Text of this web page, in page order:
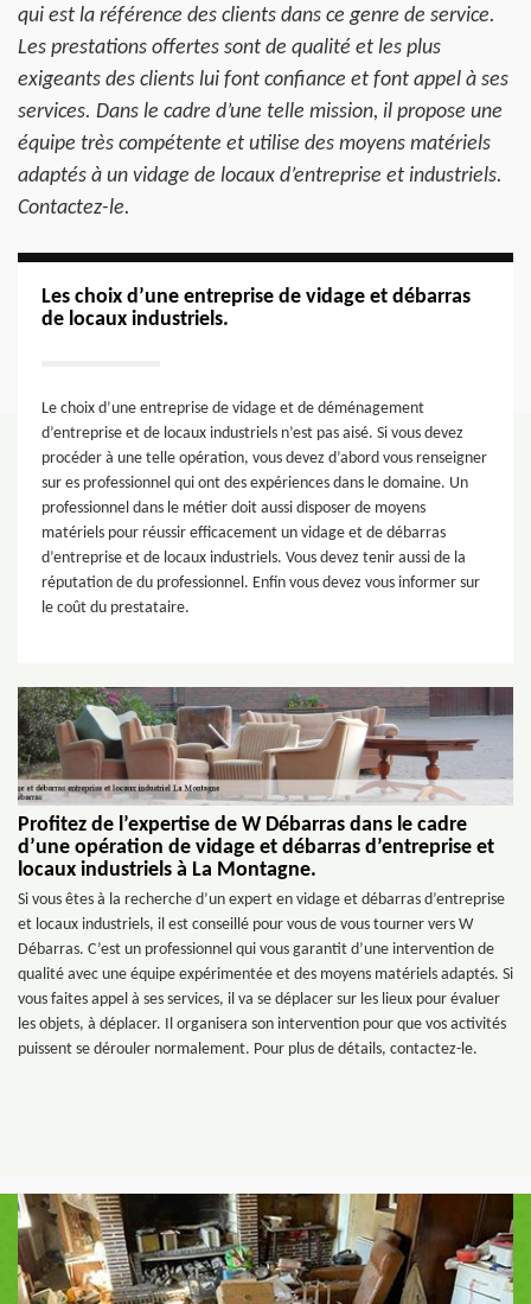
qui est la référence des clients dans ce genre de service.
Les prestations offertes sont de qualité et les plus
exigeants des clients lui font confiance et font appel à ses
services. Dans le cadre d’une telle mission, il propose une
équipe très compétente et utilise des moyens matériels
adaptés à un vidage de locaux d’entreprise et industriels.
Contactez-le.
Les choix d’une entreprise de vidage et débarras
de locaux industriels.
Le choix d’une entreprise de vidage et de déménagement
d’entreprise et de locaux industriels n’est pas aisé. Si vous devez
procéder à une telle opération, vous devez d’abord vous renseigner
sur es professionnel qui ont des expériences dans le domaine. Un
professionnel dans le métier doit aussi disposer de moyens
matériels pour réussir efficacement un vidage et de débarras
d’entreprise et de locaux industriels. Vous devez tenir aussi de la
réputation de du professionnel. Enfin vous devez vous informer sur
le coût du prestataire.
Profitez de l’expertise de W Débarras dans le cadre
d’une opération de vidage et débarras d’entreprise et
locaux industriels à La Montagne.
Si vous êtes à la recherche d’un expert en vidage et débarras d’entreprise
et locaux industriels, il est conseillé pour vous de vous tourner vers W
Débarras. C’est un professionnel qui vous garantit d’une intervention de
qualité avec une équipe expérimentée et des moyens matériels adaptés. Si
vous faites appel à ses services, il va se déplacer sur les lieux pour évaluer
les objets, à déplacer. Il organisera son intervention pour que vos activités
puissent se dérouler normalement. Pour plus de détails, contactez-le.